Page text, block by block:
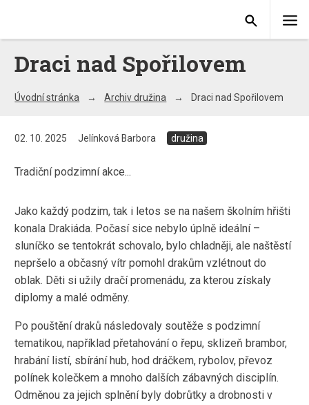
Draci nad Spořilovem
Úvodní stránka Archiv družina Draci nad Spořilovem
02. 10. 2025 Jelínková Barbora družina
Tradiční podzimní akce...
Jako každý podzim, tak i letos se na našem školním hřišti
konala Drakiáda. Počasí sice nebylo úplně ideální –
sluníčko se tentokrát schovalo, bylo chladněji, ale naštěstí
nepršelo a občasný vítr pomohl drakům vzlétnout do
oblak. Děti si užily dračí promenádu, za kterou získaly
diplomy a malé odměny.
Po pouštění draků následovaly soutěže s podzimní
tematikou, například přetahování o řepu, sklizeň brambor,
hrabání listí, sbírání hub, hod dráčkem, rybolov, převoz
polínek kolečkem a mnoho dalších zábavných disciplín.
Odměnou za jejich splnění byly dobrůtky a drobnosti v